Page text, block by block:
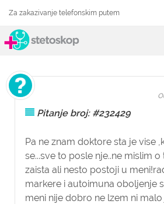
Za zakazivanje telefonskim putem
Pitanje broj: #232429
Pa ne znam doktore sta je vise
se...sve to posle nje..ne mislim o
zaista ali nesto postoji u
markere i autoimuna oboljenje
meni nije dobro ne lzem ni